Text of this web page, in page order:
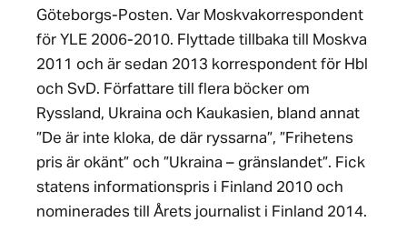
Göteborgs-Posten. Var Moskvakorrespondent
för YLE 2006-2010. Flyttade tillbaka till Moskva
2011 och är sedan 2013 korrespondent för Hbl
och SvD. Författare till flera böcker om
Ryssland, Ukraina och Kaukasien, bland annat
”De är inte kloka, de där ryssarna”, ”Frihetens
pris är okänt” och ”Ukraina – gränslandet”. Fick
statens informationspris i Finland 2010 och
nominerades till Årets journalist i Finland 2014.